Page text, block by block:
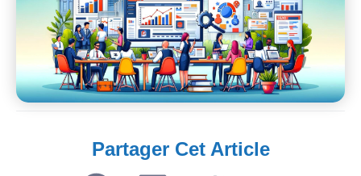
Partager Cet Article​